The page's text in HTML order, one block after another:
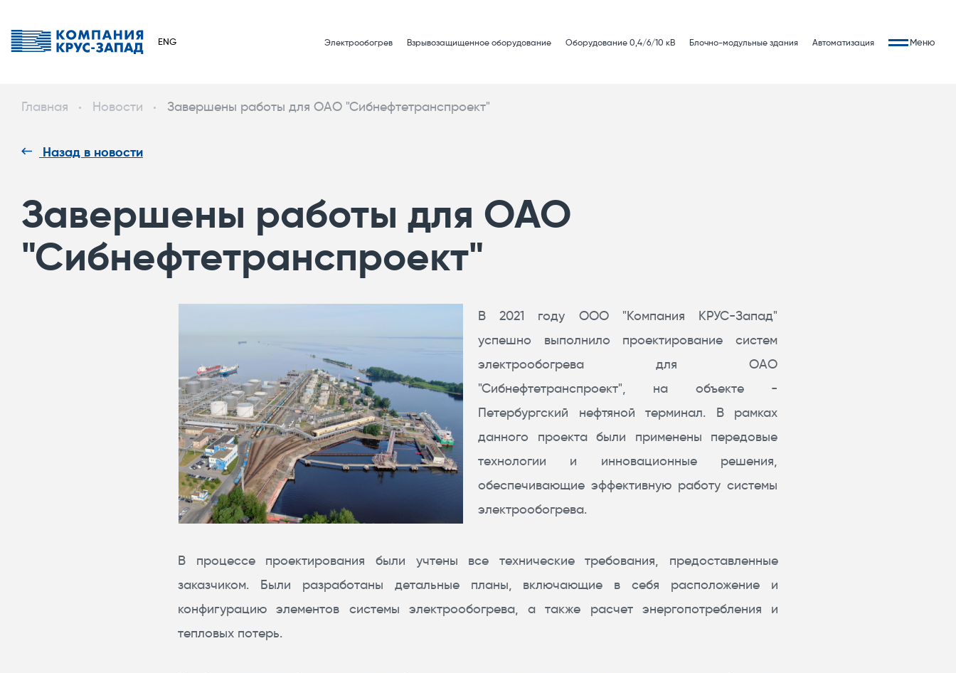
ENG Электрообогрев Взрывозащищенное оборудование Оборудование 0,4/6/10 кВ Блочно-модульные здания Автоматизация Меню
Главная Новости Завершены работы для ОАО "Сибнефтетранспроект"
Назад в новости
Завершены работы для ОАО
"Сибнефтетранспроект"
В 2021 году ООО "Компания КРУС-Запад"
успешно выполнило проектирование систем
электрообогрева для ОАО
"Сибнефтетранспроект", на объекте -
Петербургский нефтяной терминал. В рамках
данного проекта были применены передовые
технологии и инновационные решения,
обеспечивающие эффективную работу системы
электрообогрева.
В процессе проектирования были учтены все технические требования, предоставленные
заказчиком. Были разработаны детальные планы, включающие в себя расположение и
конфигурацию элементов системы электрообогрева, а также расчет энергопотребления и
тепловых потерь.